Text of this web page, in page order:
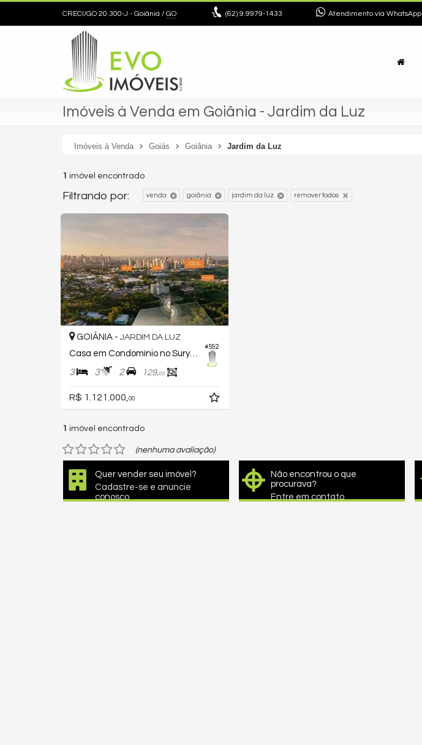
CRECI/GO 20.300-J - Goiânia / GO (62) 9.9979-1433 Atendimento via WhatsApp
Imóveis à Venda em Goiânia - Jardim da Luz
Imóveis à Venda Goiás Goiânia Jardim da Luz
1 imóvel encontrado
Filtrando por: venda goiânia jardim da luz remover todos
#592
GOIÂNIA - JARDIM DA LUZ
Casa em Condomínio no Surya By Palme
3 3 2 129,00
R$ 1.121.000, 00
1 imóvel encontrado
(nenhuma avaliação)
Quer vender seu imóvel?
Cadastre-se e anuncie
conosco
Não encontrou o que
procurava?
Entre em contato